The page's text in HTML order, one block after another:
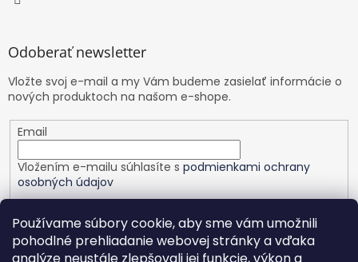
Používame súbory cookie, aby sme vám umožnili
pohodlné prehliadanie webovej stránky a vďaka
Odoberať newsletter
Vložte svoj e-mail a my Vám budeme zasielať informácie o
nových produktoch na našom e-shope.
Email
Vložením e-mailu súhlasíte s podmienkami ochrany
osobných údajov
PRIHLÁSIŤ SA